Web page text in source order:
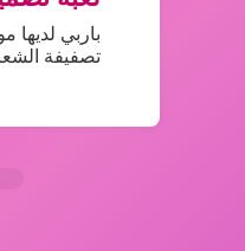
باربي لديها
تصفيفة